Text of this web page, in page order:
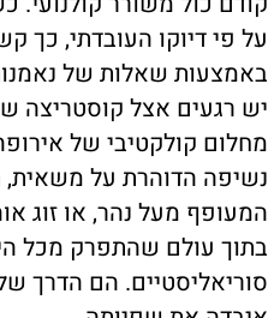
על פי דיוקו העובדתי, כך
באמצעות שאלות של
יש רגעים אצל קוסטריצה
מחלום קולקטיבי של
נשיפה הדוהרת על משאית,
המעופף מעל נהר, או זוג
בתוך עולם שהתפרק מכל
סוריאליסטיים. הם הדרך